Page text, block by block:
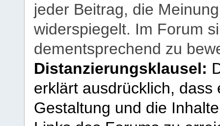
jeder Beitrag, die
widerspiegelt. Im Forum
dementsprechend zu
Distanzierungsklausel:
erklärt ausdrücklich,
Gestaltung und die